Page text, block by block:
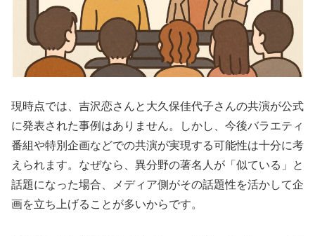
現時点では、吉沢恋さんと大久保佳代子さんの共演が公式
に発表された事例はありません。しかし、今後バラエティ
番組や特別企画などでの共演が実現する可能性は十分に考
えられます。なぜなら、異分野の著名人が「似ている」と
話題になった場合、メディア側がその話題性を活かして企
画を立ち上げることが多いからです。